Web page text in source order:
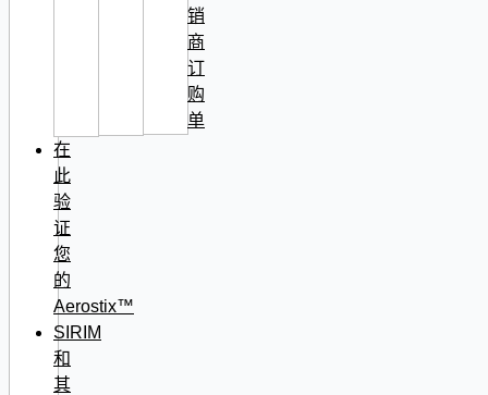
销
商
订
购
单
在
此
验
证
您
的
Aerostix™
SIRIM
和
其